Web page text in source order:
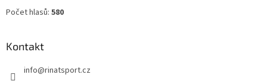
Počet hlasů: 580
Kontakt
info@rinatsport.cz